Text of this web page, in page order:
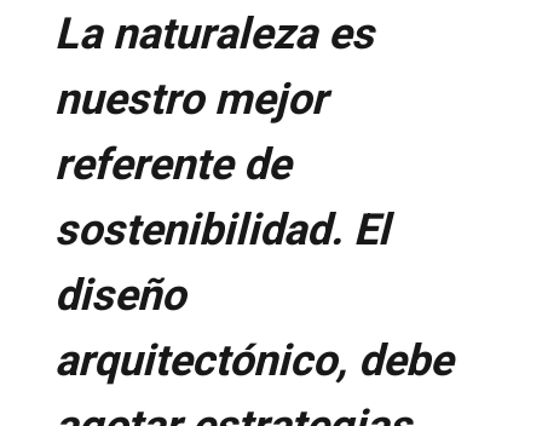
La naturaleza es
nuestro mejor
referente de
sostenibilidad. El
diseño
arquitectónico, debe